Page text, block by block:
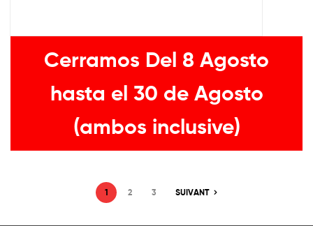
Cerramos Del 8 Agosto
hasta el 30 de Agosto
(ambos inclusive)
1 2 3 SUIVANT